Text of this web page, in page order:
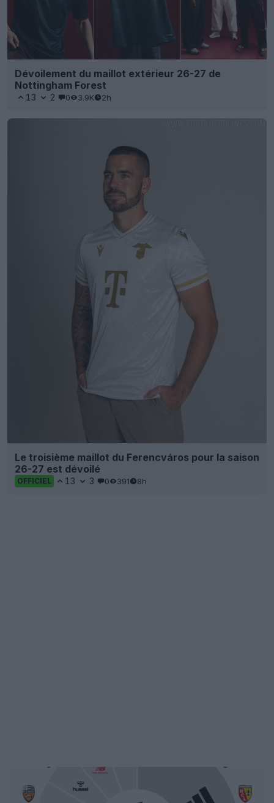
Dévoilement du maillot extérieur 26-27 de
Nottingham Forest
13 2 0 3.9K 2h
Le troisième maillot du Ferencváros pour la saison
26-27 est dévoilé
OFFICIEL 13 3 0 391 8h